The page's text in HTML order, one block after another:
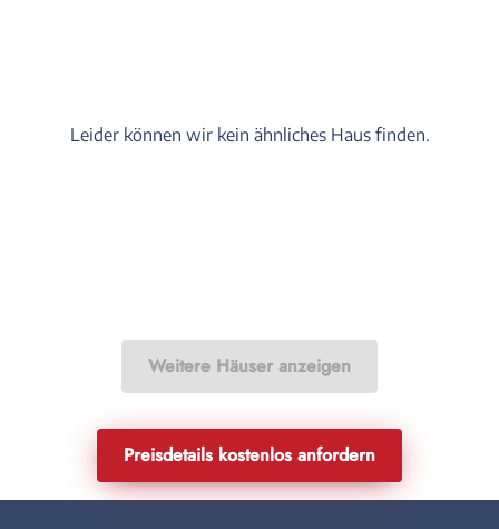
Leider können wir kein ähnliches Haus finden.
Weitere Häuser anzeigen
Preisdetails kostenlos anfordern